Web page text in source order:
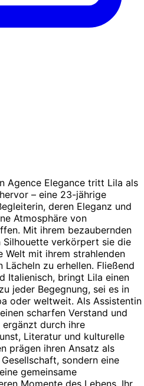
Agence Elegance tritt Lila als
– eine 23-jährige
deren Eleganz und
Atmosphäre von
Mit ihrem bezaubernden
verkörpert sie die
Welt mit ihrem strahlenden
Lächeln zu erhellen. Fließend
Italienisch, bringt Lila einen
jeder Begegnung, sei es in
oder weltweit. Als Assistentin
scharfen Verstand und
durch ihre
Literatur und kulturelle
prägen ihren Ansatz als
sondern eine
gemeinsame
Momente des Lebens. Ihr